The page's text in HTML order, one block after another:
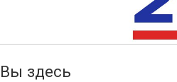
Вы здесь